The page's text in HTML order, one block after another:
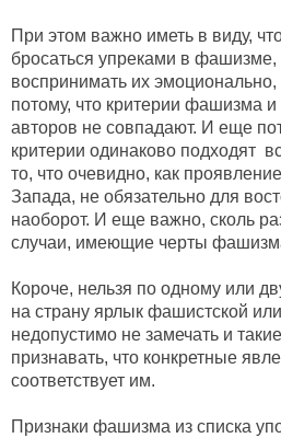
При этом важно иметь в виду,
бросаться упреками в фашизме,
воспринимать их эмоционально,
потому, что критерии фашизма
авторов не совпадают. И еще
критерии одинаково подходят
то, что очевидно, как
Запада, не обязательно для
наоборот. И еще важно, сколь
случаи, имеющие черты
Короче, нельзя по одному или
на страну ярлык фашистской
недопустимо не замечать и
признавать, что конкретные
соответствует им.
Признаки фашизма из списка